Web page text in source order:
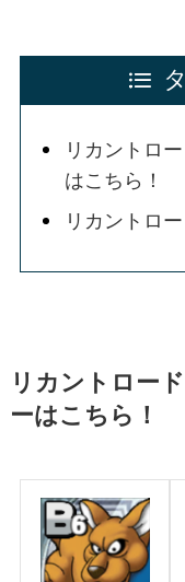
リカントロ
はこちら！
リカントロ
リカントロー
ーはこちら！